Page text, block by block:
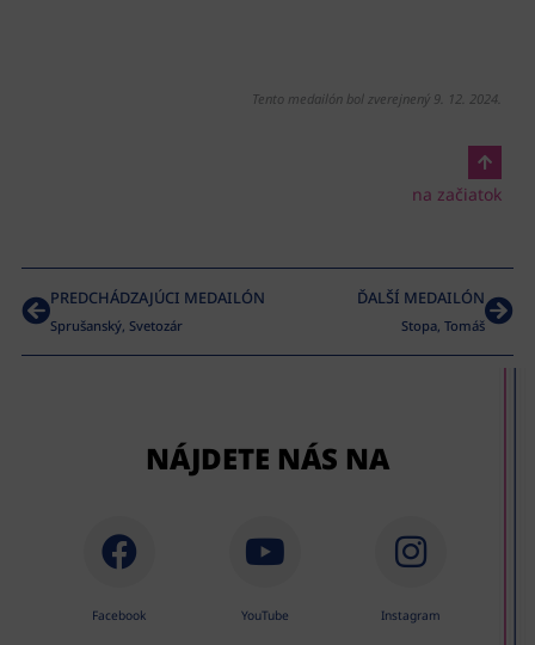
Tento medailón bol zverejnený 9. 12. 2024.
na začiatok
PREDCHÁDZAJÚCI MEDAILÓN
Sprušanský, Svetozár
ĎALŠÍ MEDAILÓN
Stopa, Tomáš
NÁJDETE NÁS NA
Facebook YouTube Instagram